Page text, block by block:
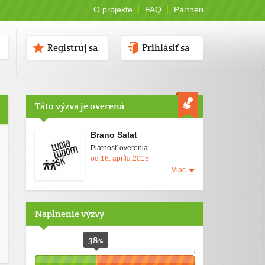
O projekte FAQ Partneri
Prihlásiť sa
Registruj sa
Táto výzva je overená
Brano Salat
Platnosť overenia
od 16. apríla 2015
Viac
Naplnenie výzvy
38%